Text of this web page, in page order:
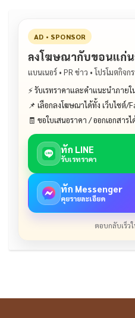
AD • SPONSOR
ลงโฆษณากับขอนแก่น
แบนเนอร์ • PR ข่าว • โปรโมตกิจก
⚡ รับเรทราคาและคำแนะนำภายใ
📌 เลือกลงโฆษณาได้ทั้ง เว็บไซต์/
🧾 ขอใบเสนอราคา / ออกเอกสารไ
ทัก LINE
รับเรทราคา
ทัก Messenger
คุยรายละเอียด
ตอบกลับเร็ว